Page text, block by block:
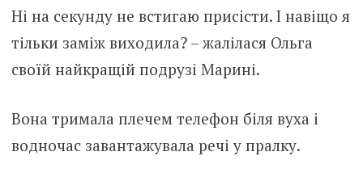
Ні на секунду не встигаю присісти. І навіщо я
тільки заміж виходила? – жалілася Ольга
своїй найкращій подрузі Марині.
Вона тримала плечем телефон біля вуха і
водночас завантажувала речі у пралку.